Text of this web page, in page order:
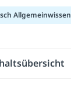
Allgemeinwissen